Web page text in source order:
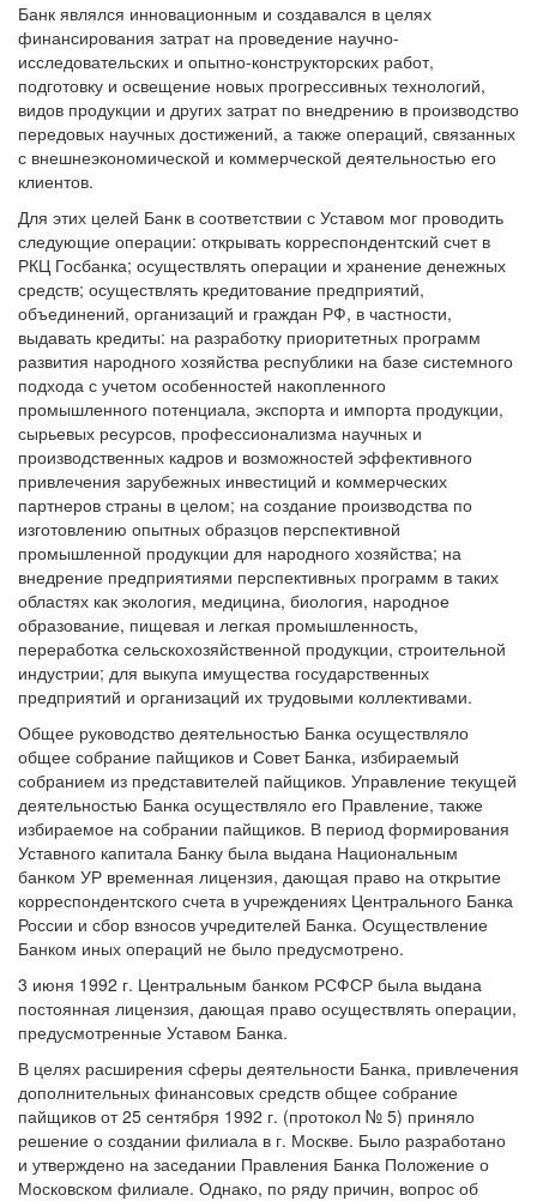
Банк являлся инновационным и создавался в целях
финансирования затрат на проведение научно-
исследовательских и опытно-конструкторских работ,
подготовку и освещение новых прогрессивных технологий,
видов продукции и других затрат по внедрению в производство
передовых научных достижений, а также операций, связанных
с внешнеэкономической и коммерческой деятельностью его
клиентов.
Для этих целей Банк в соответствии с Уставом мог проводить
следующие операции: открывать корреспондентский счет в
РКЦ Госбанка; осуществлять операции и хранение денежных
средств; осуществлять кредитование предприятий,
объединений, организаций и граждан РФ, в частности,
выдавать кредиты: на разработку приоритетных программ
развития народного хозяйства республики на базе системного
подхода с учетом особенностей накопленного
промышленного потенциала, экспорта и импорта продукции,
сырьевых ресурсов, профессионализма научных и
производственных кадров и возможностей эффективного
привлечения зарубежных инвестиций и коммерческих
партнеров страны в целом; на создание производства по
изготовлению опытных образцов перспективной
промышленной продукции для народного хозяйства; на
внедрение предприятиями перспективных программ в таких
областях как экология, медицина, биология, народное
образование, пищевая и легкая промышленность,
переработка сельскохозяйственной продукции, строительной
индустрии; для выкупа имущества государственных
предприятий и организаций их трудовыми коллективами.
Общее руководство деятельностью Банка осуществляло
общее собрание пайщиков и Совет Банка, избираемый
собранием из представителей пайщиков. Управление текущей
деятельностью Банка осуществляло его Правление, также
избираемое на собрании пайщиков. В период формирования
Уставного капитала Банку была выдана Национальным
банком УР временная лицензия, дающая право на открытие
корреспондентского счета в учреждениях Центрального Банка
России и сбор взносов учредителей Банка. Осуществление
Банком иных операций не было предусмотрено.
3 июня 1992 г. Центральным банком РСФСР была выдана
постоянная лицензия, дающая право осуществлять операции,
предусмотренные Уставом Банка.
В целях расширения сферы деятельности Банка, привлечения
дополнительных финансовых средств общее собрание
пайщиков от 25 сентября 1992 г. (протокол № 5) приняло
решение о создании филиала в г. Москве. Было разработано
и утверждено на заседании Правления Банка Положение о
Московском филиале. Однако, по ряду причин, вопрос об